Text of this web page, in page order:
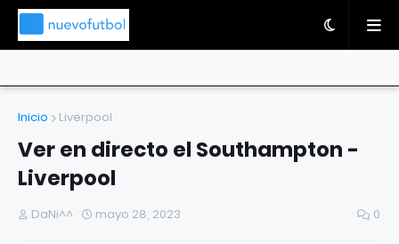
Inicio Liverpool
Ver en directo el Southampton -
Liverpool
DaNi^^ mayo 28, 2023 0